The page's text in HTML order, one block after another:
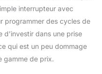
interrupteur avec
programmer des cycles de
d’investir dans une prise
qui est un peu dommage
gamme de prix.